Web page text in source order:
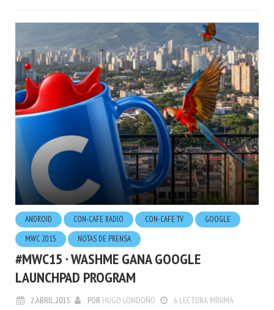
ANDROID CON-CAFE RADIO CON-CAFE TV
GOOGLE
MWC 2015
NOTAS DE PRENSA
#MWC15 · WASHME GANA GOOGLE
LAUNCHPAD PROGRAM
2.ABRIL.2015 POR HUGO LONDOÑO 6 LECTURA MÍNIMA